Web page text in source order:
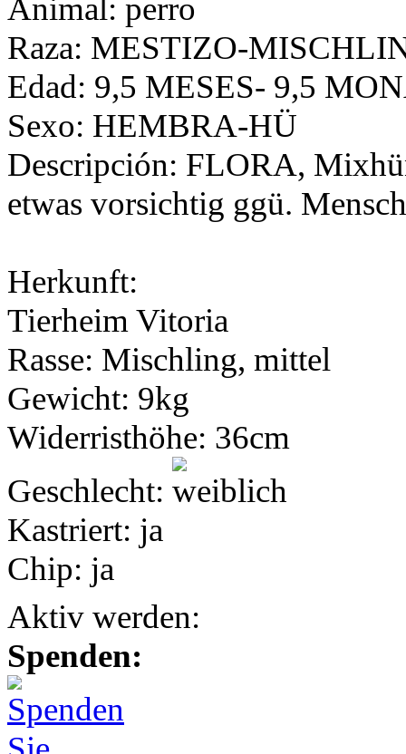
Animal: perro
Raza: MESTIZO-
Edad: 9,5 MESES- 9,5
Sexo: HEMBRA-HÜ
Descripción: FLORA,
etwas vorsichtig ggü.
Herkunft:
Tierheim Vitoria
Rasse: Mischling, mittel
Gewicht: 9kg
Widerristhöhe: 36cm
Geschlecht:
Kastriert: ja
Chip: ja
Aktiv werden:
Spenden: